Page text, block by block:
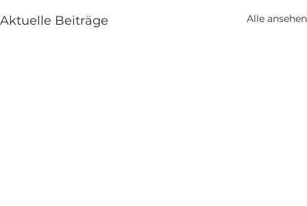
Aktuelle Beiträge Alle ansehen